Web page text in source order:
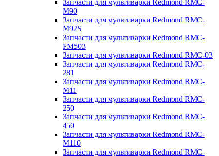
Запчасти для мультиварки Redmond RMC-
M90
Запчасти для мультиварки Redmond RMC-
M92S
Запчасти для мультиварки Redmond RMC-
PM503
Запчасти для мультиварки Redmond RMC-03
Запчасти для мультиварки Redmond RMC-
281
Запчасти для мультиварки Redmond RMC-
M11
Запчасти для мультиварки Redmond RMC-
250
Запчасти для мультиварки Redmond RMC-
450
Запчасти для мультиварки Redmond RMC-
M110
Запчасти для мультиварки Redmond RMC-